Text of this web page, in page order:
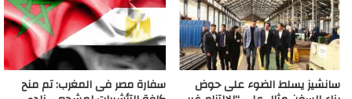
سانشيز يسلط الضوء على حوض سفارة مصر فى المغرب: تم منح